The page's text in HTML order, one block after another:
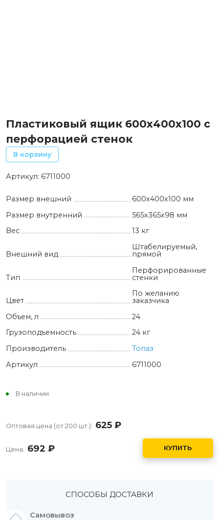
Пластиковый ящик 600х400х100 с
перфорацией стенок
В корзину
Артикул: 6711000
Размер внешний
600х400х100 мм
Размер внутренний
565х365х98 мм
Вес
13 кг
Внешний вид
Штабелируемый,
прямой
Тип
Перфорированные
стенки
Цвет
По желанию
заказчика
Объем, л
24
Грузоподъемность
24 кг
Производитель
Топаз
Артикул
6711000
В наличии
Оптовая цена (от 200 шт.): 625
Цена: 692 КУПИТЬ
СПОСОБЫ ДОСТАВКИ
Самовывоз